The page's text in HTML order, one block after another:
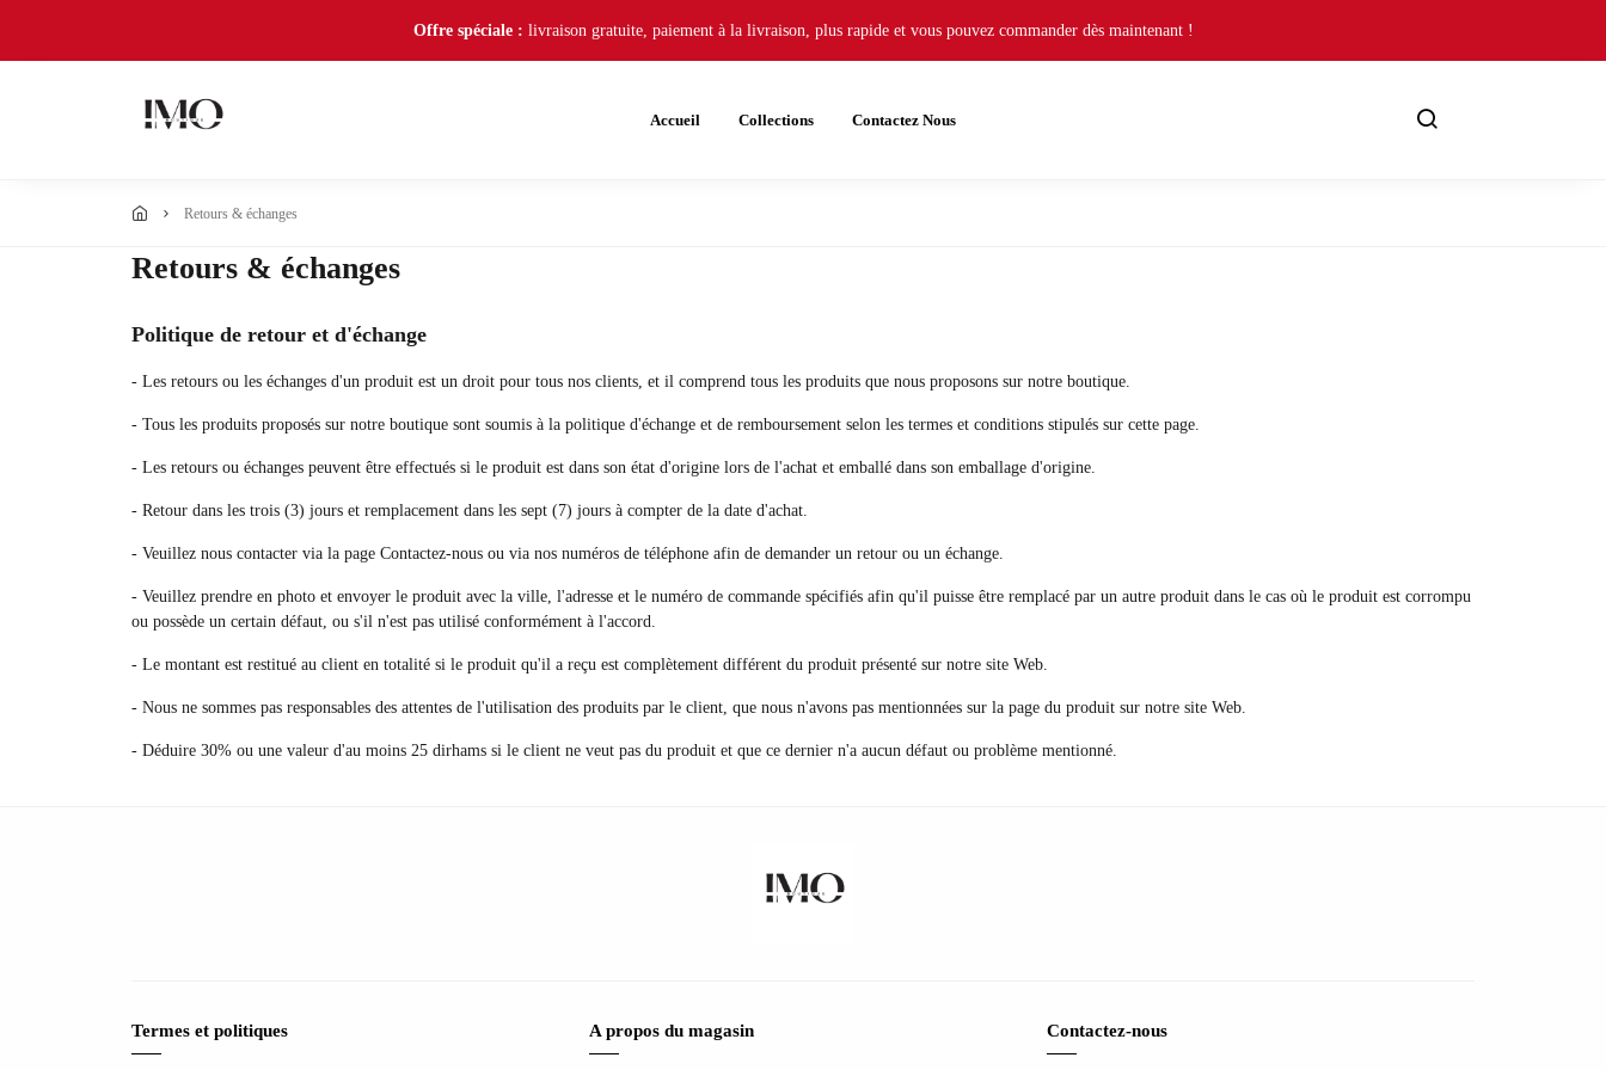
Offre spéciale : livraison gratuite, paiement à la livraison, plus rapide et vous pouvez commander dès maintenant !
Accueil Collections Contactez Nous
retours & échanges
Retours & échanges
Politique de retour et d'échange
- Les retours ou les échanges d'un produit est un droit pour tous nos clients, et il comprend tous les produits que nous proposons sur notre boutique.
- Tous les produits proposés sur notre boutique sont soumis à la politique d'échange et de remboursement selon les termes et conditions stipulés sur cette page.
- Les retours ou échanges peuvent être effectués si le produit est dans son état d'origine lors de l'achat et emballé dans son emballage d'origine.
- Retour dans les trois (3) jours et remplacement dans les sept (7) jours à compter de la date d'achat.
- Veuillez nous contacter via la page Contactez-nous ou via nos numéros de téléphone afin de demander un retour ou un échange.
- Veuillez prendre en photo et envoyer le produit avec la ville, l'adresse et le numéro de commande spécifiés afin qu'il puisse être remplacé par un autre produit dans le cas où le produit est corrompu
ou possède un certain défaut, ou s'il n'est pas utilisé conformément à l'accord.
- Le montant est restitué au client en totalité si le produit qu'il a reçu est complètement différent du produit présenté sur notre site Web.
- Nous ne sommes pas responsables des attentes de l'utilisation des produits par le client, que nous n'avons pas mentionnées sur la page du produit sur notre site Web.
- Déduire 30% ou une valeur d'au moins 25 dirhams si le client ne veut pas du produit et que ce dernier n'a aucun défaut ou problème mentionné.
Termes et politiques A propos du magasin Contactez-nous